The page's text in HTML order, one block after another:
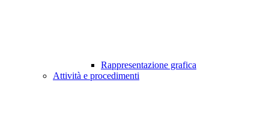
Rappresentazione grafica
Attività e procedimenti